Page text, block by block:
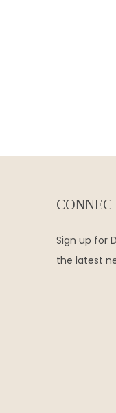
Sign up for
the latest